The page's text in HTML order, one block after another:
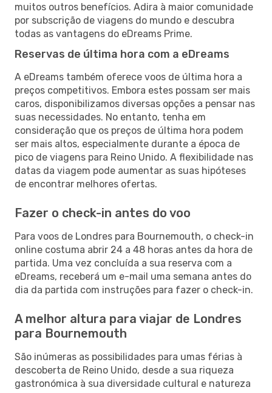
muitos outros benefícios. Adira à maior comunidade
por subscrição de viagens do mundo e descubra
todas as vantagens do eDreams Prime.
Reservas de última hora com a eDreams
A eDreams também oferece voos de última hora a
preços competitivos. Embora estes possam ser mais
caros, disponibilizamos diversas opções a pensar nas
suas necessidades. No entanto, tenha em
consideração que os preços de última hora podem
ser mais altos, especialmente durante a época de
pico de viagens para Reino Unido. A flexibilidade nas
datas da viagem pode aumentar as suas hipóteses
de encontrar melhores ofertas.
Fazer o check-in antes do voo
Para voos de Londres para Bournemouth, o check-in
online costuma abrir 24 a 48 horas antes da hora de
partida. Uma vez concluída a sua reserva com a
eDreams, receberá um e-mail uma semana antes do
dia da partida com instruções para fazer o check-in.
A melhor altura para viajar de Londres
para Bournemouth
São inúmeras as possibilidades para umas férias à
descoberta de Reino Unido, desde a sua riqueza
gastronómica à sua diversidade cultural e natureza